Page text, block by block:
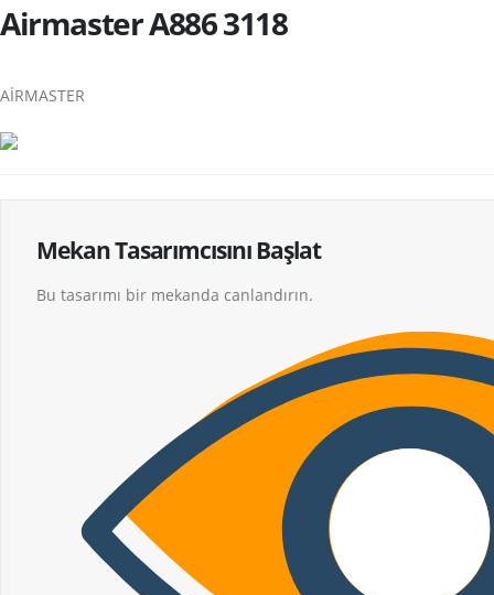
Airmaster A886 3118
AİRMASTER
Mekan Tasarımcısını Başlat
Bu tasarımı bir mekanda canlandırın.